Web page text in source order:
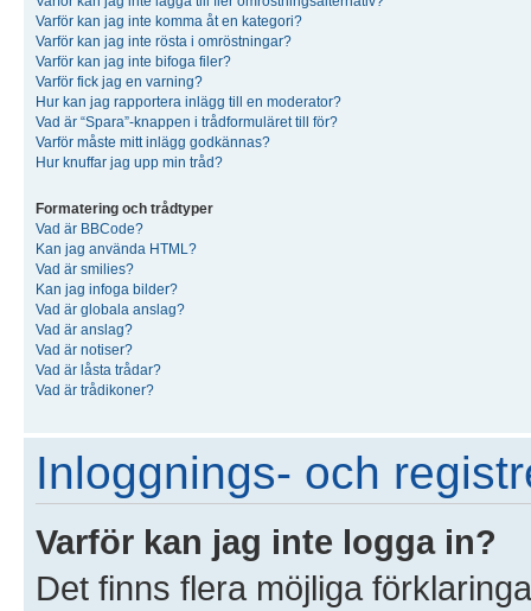
Varför kan jag inte komma åt en kategori?
Varför kan jag inte rösta i omröstningar?
Varför kan jag inte bifoga filer?
Varför fick jag en varning?
Hur kan jag rapportera inlägg till en moderator?
Vad är “Spara”-knappen i trådformuläret till för?
Varför måste mitt inlägg godkännas?
Hur knuffar jag upp min tråd?
Formatering och trådtyper
Vad är BBCode?
Kan jag använda HTML?
Vad är smilies?
Kan jag infoga bilder?
Vad är globala anslag?
Vad är anslag?
Vad är notiser?
Vad är låsta trådar?
Vad är trådikoner?
Inloggnings- och
Varför kan jag inte logga in?
Det finns flera möjliga